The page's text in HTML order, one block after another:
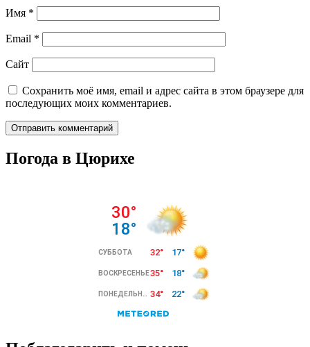
Имя *
Email *
Сайт
Сохранить моё имя, email и адрес сайта в этом браузере для
последующих моих комментариев.
Погода в Цюрихе